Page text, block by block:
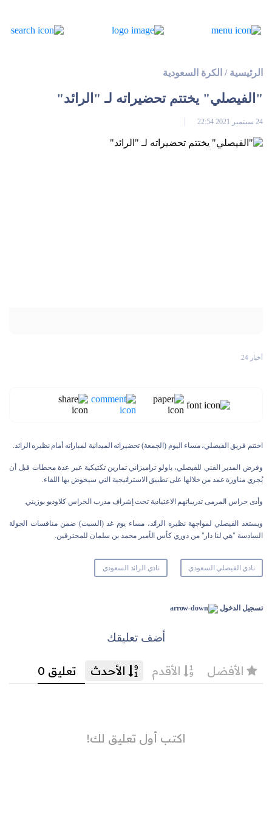
الرئيسية / الكرة السعودية
"الفيصلي" يختتم تحضيراته لـ "الرائد"
24 سبتمبر 2021 22:54
أخبار 24
اختتم فريق الفيصلي، مساء اليوم (الجمعة) تحضيراته الميدانية لمباراته أمام نظيره الرائد.
وفرض المدير الفني للفيصلي، باولو تراميزاني تمارين تكتيكية عبر عدة محطات قبل أن
يُجري مناورة عمد من خلالها على تطبيق الاستراتيجية التي سيخوض بها اللقاء.
وأدى حراس المرمى تدريباتهم الاعتيادية تحت إشراف مدرب الحراس كلاوديو بوزيني.
ويستعد الفيصلي لمواجهة نظيره الرائد، مساء يوم غد (السبت) ضمن منافسات الجولة
السادسة "هي لنا دار" من دوري كأس الأمير محمد بن سلمان للمحترفين.
نادي الفيصلي السعودي نادي الرائد السعودي
تسجيل الدخول
أضف تعليقك